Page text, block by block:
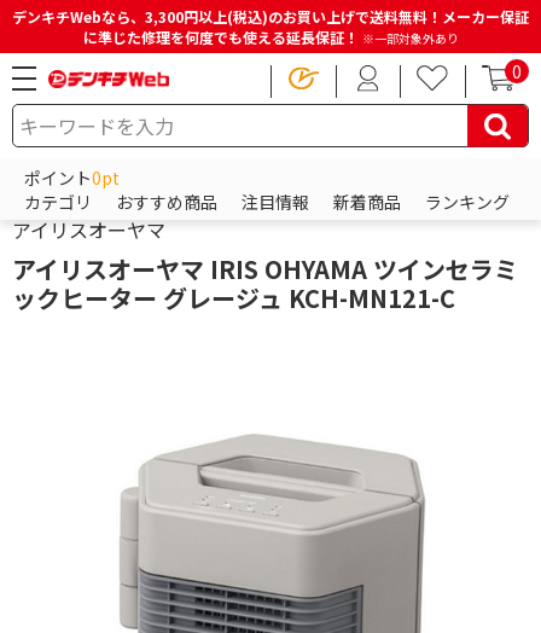
デンキチWebなら、3,300円以上(税込)のお買い上げで送料無料！メーカー保証
に準じた修理を何度でも使える延長保証！ ※一部対象外あり
0
ポイント0pt
カテゴリ
おすすめ商品 注目情報 新着商品 ランキング
HOME 商品一覧ページ
冷蔵庫・洗濯機・生活家電
HOME
商品一覧ページ
セラミックヒーター
アイリスオーヤマ
アイリスオーヤマ IRIS OHYAMA ツインセラミ
ックヒーター グレージュ KCH-MN121-C